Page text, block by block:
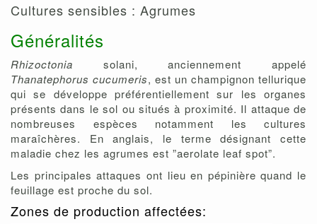
Cultures sensibles : Agrumes
Généralités
Rhizoctonia solani, anciennement appelé
Thanatephorus cucumeris, est un champignon tellurique
qui se développe préférentiellement sur les organes
présents dans le sol ou situés à proximité. Il attaque de
nombreuses espèces notamment les cultures
maraîchères. En anglais, le terme désignant cette
maladie chez les agrumes est ”aerolate leaf spot”.
Les principales attaques ont lieu en pépinière quand le
feuillage est proche du sol.
Zones de production affectées: